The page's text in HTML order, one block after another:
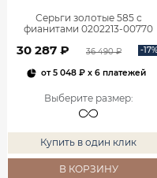
Серьги золотые 585 с
фианитами 0202213-00770
30 287 ₽ 36 490 ₽ -17%
от5 048 ₽x 6 платежей
Выберите размер:
Купить в один клик
В КОРЗИНУ